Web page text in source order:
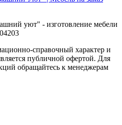
уют" - изготовление мебели
справочный характер и
публичной офертой. Для
обращайтесь к менеджерам